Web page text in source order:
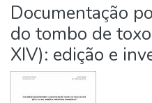
Communities
&
Collections
All of DSpace
Documentação
do tombo de
XIV): edição e